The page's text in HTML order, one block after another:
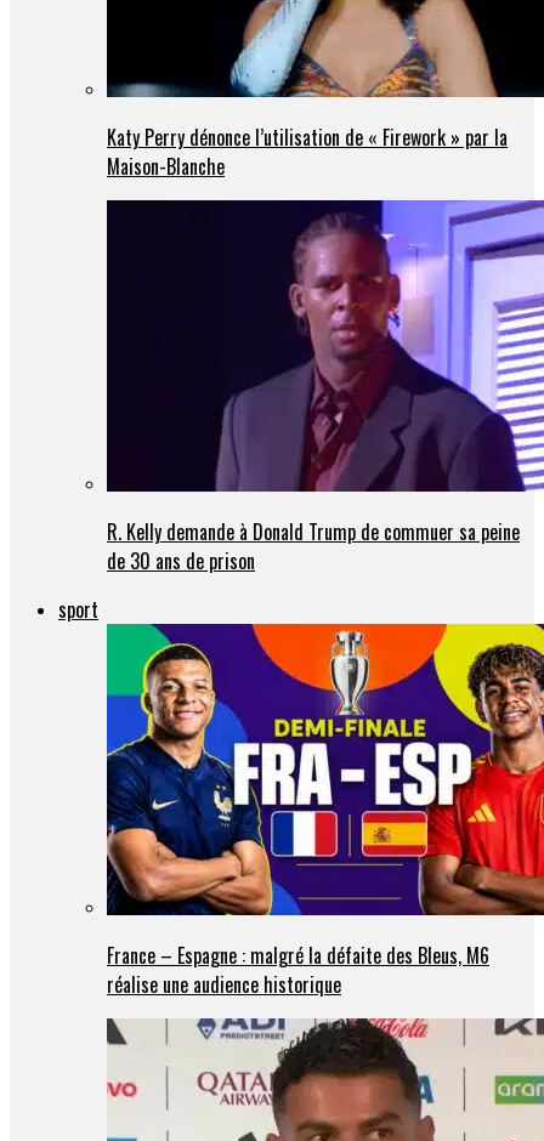
Katy Perry dénonce l’utilisation de « Firework » par la
Maison-Blanche
R. Kelly demande à Donald Trump de commuer sa peine
de 30 ans de prison
sport
France – Espagne : malgré la défaite des Bleus, M6
réalise une audience historique